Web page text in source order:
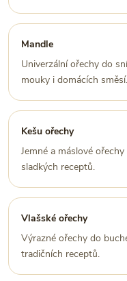
Mandle
Univerzální ořechy do
mouky i domácích směsí.
Kešu ořechy
Jemné a máslové
sladkých receptů.
Vlašské ořechy
Výrazné ořechy do
tradičních receptů.